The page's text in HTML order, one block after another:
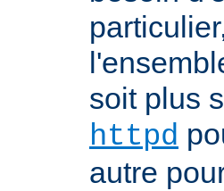
soit plus
httpd
autre